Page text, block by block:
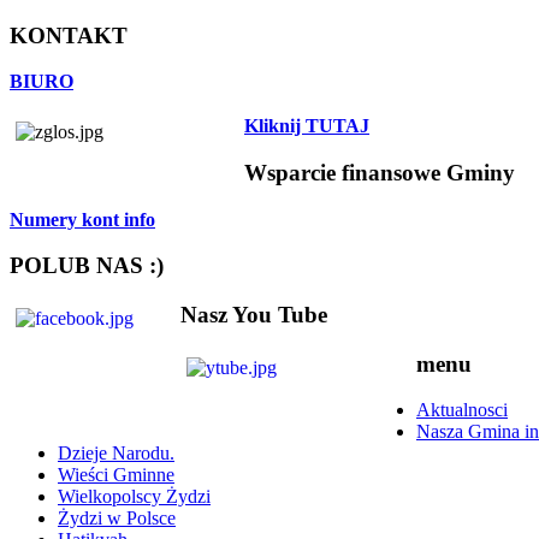
KONTAKT
BIURO
Kliknij TUTAJ
Wsparcie finansowe Gminy
Numery kont info
POLUB NAS :)
Nasz You Tube
menu
Aktualnosci
Nasza Gmina
Dzieje Narodu.
Wieści Gminne
Wielkopolscy Żydzi
Żydzi w Polsce